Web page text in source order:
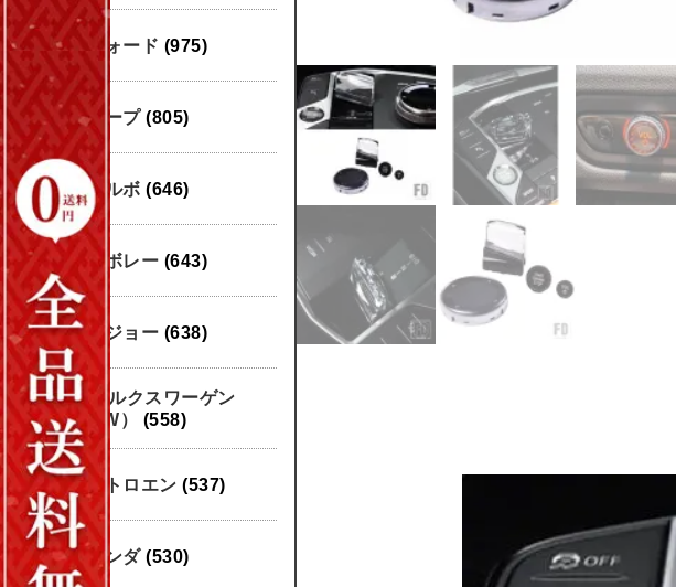
フォード (975)
ジープ (805)
ボルボ (646)
シボレー (643)
プジョー (638)
フォルクスワーゲン
（VW） (558)
シトロエン (537)
ホンダ (530)